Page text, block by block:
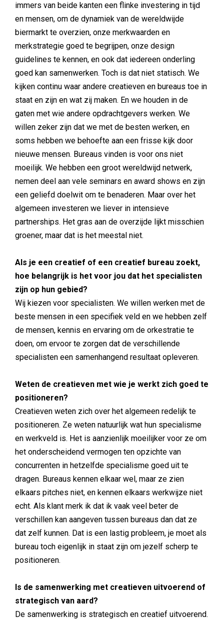
immers van beide kanten een flinke investering in tijd
en mensen, om de dynamiek van de wereldwijde
biermarkt te overzien, onze merkwaarden en
merkstrategie goed te begrijpen, onze design
guidelines te kennen, en ook dat iedereen onderling
goed kan samenwerken. Toch is dat niet statisch. We
kijken continu waar andere creatieven en bureaus toe in
staat en zijn en wat zij maken. En we houden in de
gaten met wie andere opdrachtgevers werken. We
willen zeker zijn dat we met de besten werken, en
soms hebben we behoefte aan een frisse kijk door
nieuwe mensen. Bureaus vinden is voor ons niet
moeilijk. We hebben een groot wereldwijd netwerk,
nemen deel aan vele seminars en award shows en zijn
een geliefd doelwit om te benaderen. Maar over het
algemeen investeren we liever in intensieve
partnerships. Het gras aan de overzijde lijkt misschien
groener, maar dat is het meestal niet.
Als je een creatief of een creatief bureau zoekt,
hoe belangrijk is het voor jou dat het specialisten
zijn op hun gebied?
Wij kiezen voor specialisten. We willen werken met de
beste mensen in een specifiek veld en we hebben zelf
de mensen, kennis en ervaring om de orkestratie te
doen, om ervoor te zorgen dat de verschillende
specialisten een samenhangend resultaat opleveren.
Weten de creatieven met wie je werkt zich goed te
positioneren?
Creatieven weten zich over het algemeen redelijk te
positioneren. Ze weten natuurlijk wat hun specialisme
en werkveld is. Het is aanzienlijk moeilijker voor ze om
het onderscheidend vermogen ten opzichte van
concurrenten in hetzelfde specialisme goed uit te
dragen. Bureaus kennen elkaar wel, maar ze zien
elkaars pitches niet, en kennen elkaars werkwijze niet
echt. Als klant merk ik dat ik vaak veel beter de
verschillen kan aangeven tussen bureaus dan dat ze
dat zelf kunnen. Dat is een lastig probleem, je moet als
bureau toch eigenlijk in staat zijn om jezelf scherp te
positioneren.
Is de samenwerking met creatieven uitvoerend of
strategisch van aard?
De samenwerking is strategisch en creatief uitvoerend.